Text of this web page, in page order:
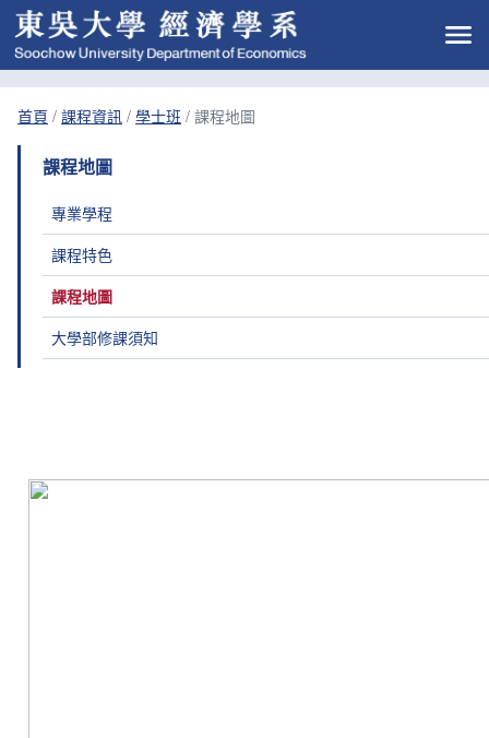
首頁 / 課程資訊 / 學士班 / 課程地圖
課程地圖
專業學程
課程特色
課程地圖
大學部修課須知